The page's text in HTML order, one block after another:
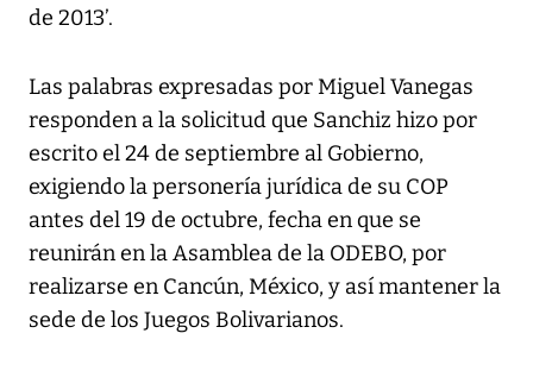
de 2013’.
Las palabras expresadas por Miguel Vanegas
responden a la solicitud que Sanchiz hizo por
escrito el 24 de septiembre al Gobierno,
exigiendo la personería jurídica de su COP
antes del 19 de octubre, fecha en que se
reunirán en la Asamblea de la ODEBO, por
realizarse en Cancún, México, y así mantener la
sede de los Juegos Bolivarianos.